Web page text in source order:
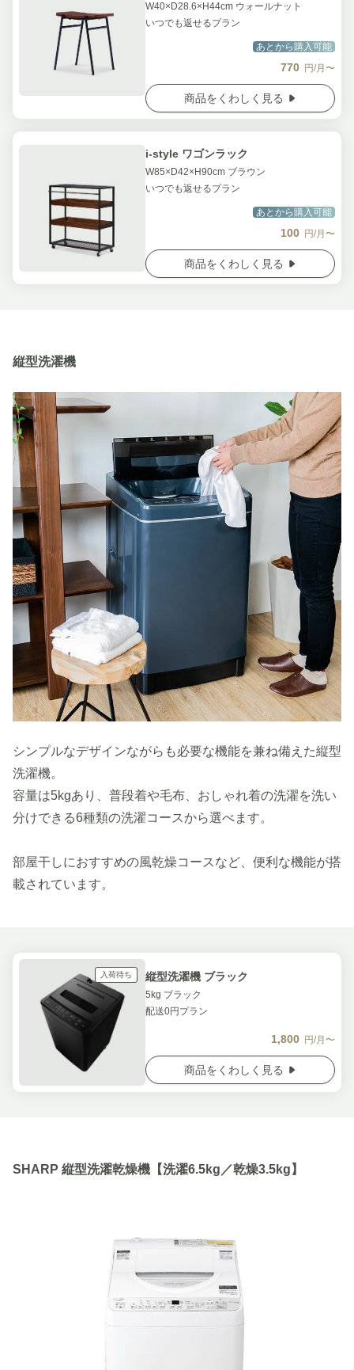
W40×D28.6×H44cm ウォールナット
いつでも返せるプラン
あとから購入可能
770 円/月〜
商品をくわしく見る
i-style ワゴンラック
W85×D42×H90cm ブラウン
いつでも返せるプラン
あとから購入可能
100 円/月〜
商品をくわしく見る
縦型洗濯機
シンプルなデザインながらも必要な機能を兼ね備えた縦型
洗濯機。
容量は5kgあり、普段着や毛布、おしゃれ着の洗濯を洗い
分けできる6種類の洗濯コースから選べます。
部屋干しにおすすめの風乾燥コースなど、便利な機能が搭
載されています。
入荷待ち 縦型洗濯機 ブラック
5kg ブラック
配送0円プラン
1,800 円/月〜
商品をくわしく見る
SHARP 縦型洗濯乾燥機【洗濯6.5kg／乾燥3.5kg】